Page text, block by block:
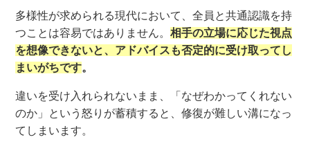
多様性が求められる現代において、全員と共通認識を持
つことは容易ではありません。相手の立場に応じた視点
を想像できないと、アドバイスも否定的に受け取ってし
まいがちです。
違いを受け入れられないまま、「なぜわかってくれない
のか」という怒りが蓄積すると、修復が難しい溝になっ
てしまいます。